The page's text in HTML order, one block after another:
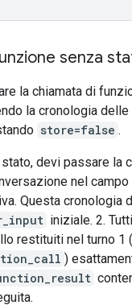
senza
la chiamata di
la cronologia delle
store=false .
devi passare la
nel campo
Questa cronologia
iniziale. 2.
restituiti nel turno 1
)